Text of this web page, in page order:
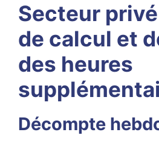
Secteur
de calcul et
des heures
Décompte